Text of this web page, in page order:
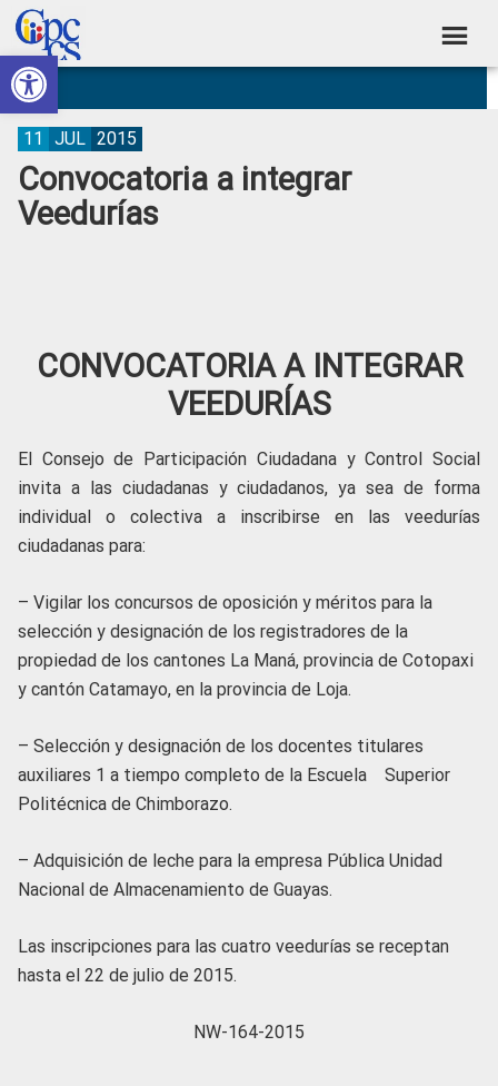
Abrir barra de herramientas
Skip
to
primary
navigation
Skip
to
main
content
Skip
to
primary
sidebar
Skip
to
footer
Consejo
de
Participación
Ciudadana
Construyendo
Poder
Ciudadano
Convocatoria a integrar
Veedurías
11 JUL 2015
CONVOCATORIA A INTEGRAR
VEEDURÍAS
El Consejo de Participación Ciudadana y Control Social
invita a las ciudadanas y ciudadanos, ya sea de forma
individual o colectiva a inscribirse en las veedurías
ciudadanas para:
– Vigilar los concursos de oposición y méritos para la
selección y designación de los registradores de la
propiedad de los cantones La Maná, provincia de Cotopaxi
y cantón Catamayo, en la provincia de Loja.
– Selección y designación de los docentes titulares
auxiliares 1 a tiempo completo de la Escuela Superior
Politécnica de Chimborazo.
– Adquisición de leche para la empresa Pública Unidad
Nacional de Almacenamiento de Guayas.
Las inscripciones para las cuatro veedurías se receptan
hasta el 22 de julio de 2015.
NW-164-2015